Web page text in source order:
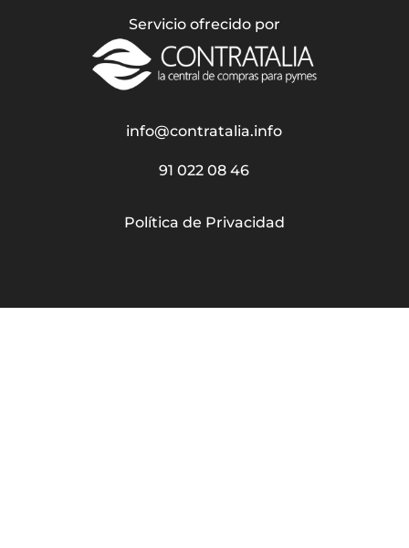
Servicio ofrecido por
info@contratalia.info
91 022 08 46
Política de Privacidad